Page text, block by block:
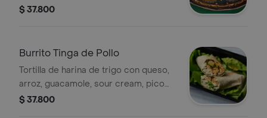
de gallo, frijol refrito y birria. 1 pza.
$ 37.800
Burrito Tinga de Pollo
Tortilla de harina de trigo con queso,
arroz, guacamole, sour cream, pico
de gallo, frijol refrito y tinga pollo , 1
$ 37.800